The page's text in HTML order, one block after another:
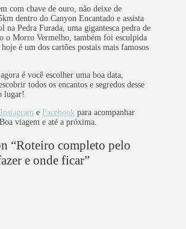
com chave de ouro, não deixe de
dentro do Canyon Encantado e assista
na Pedra Furada, uma gigantesca pedra de
o Morro Vermelho, também foi esculpida
é um dos cartões postais mais famosos
é você escolher uma boa data,
todos os encantos e segredos desse
lugar!
Instagram e Facebook para acompanhar
viagem e até a próxima.
“Roteiro completo pelo
e onde ficar”